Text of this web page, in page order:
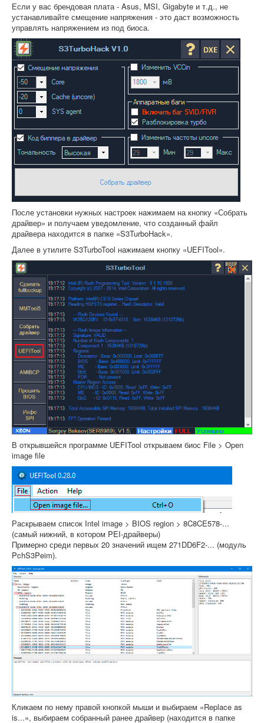
Если у вас брендовая плата - Asus, MSI, Gigabyte и т.д., не
устанавливайте смещение напряжения - это даст возможность
управлять напряжением из под биоса.
После установки нужных настроек нажимаем на кнопку «Собрать
драйвер» и получаем уведомление, что созданный файл
драйвера находится в папке «S3TurboHack».
Далее в утилите S3TurboTool нажимаем кнопку «UEFITool».
В открывшейся программе UEFITool открываем биос File > Open
image file
Раскрываем список Intel image > BIOS region > 8C8CE578-...
(самый нижний, в котором PEI-драйверы)
Примерно среди первых 20 значений ищем 271DD6F2-... (модуль
PchS3Peim).
Кликаем по нему правой кнопкой мыши и выбираем «Replace as
is...», выбираем собранный ранее драйвер (находится в папке